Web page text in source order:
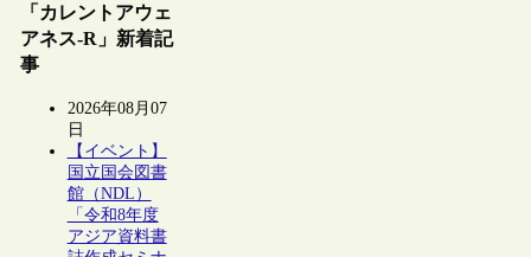
「カレントアウェ
アネス-R」新着記
事
2026年08月07
日
【イベント】
国立国会図書
館（NDL）
「令和8年度
アジア資料書